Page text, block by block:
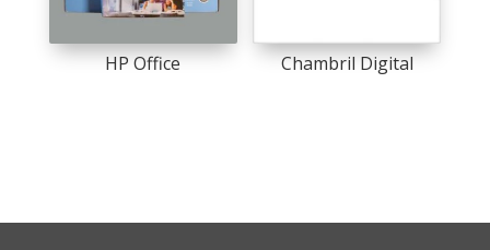
HP Office Chambril Digital